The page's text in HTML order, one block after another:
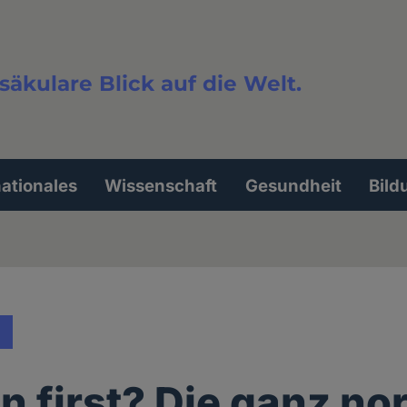
Blick auf die Welt.
Wissenschaft Gesundheit